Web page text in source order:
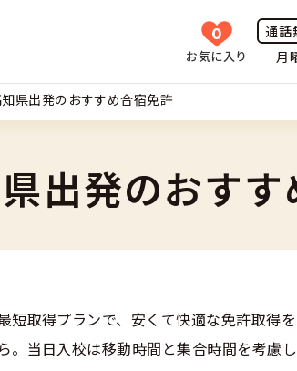
0
お気に入り 月
覧
の種類(車種)を選ぶ
(車種)
に役立つ情報
県出発のおすすめ合宿免許
出発のおす
取得プランで、安くて快適な免許取得
当日入校は移動時間と集合時間を考慮